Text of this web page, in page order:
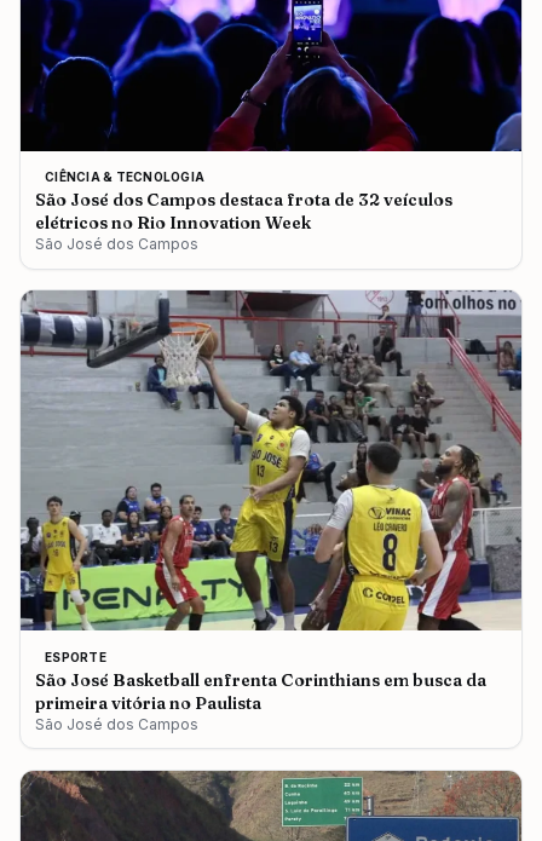
CIÊNCIA & TECNOLOGIA
São José dos Campos destaca frota de 32 veículos
elétricos no Rio Innovation Week
São José dos Campos
ESPORTE
São José Basketball enfrenta Corinthians em busca da
primeira vitória no Paulista
São José dos Campos